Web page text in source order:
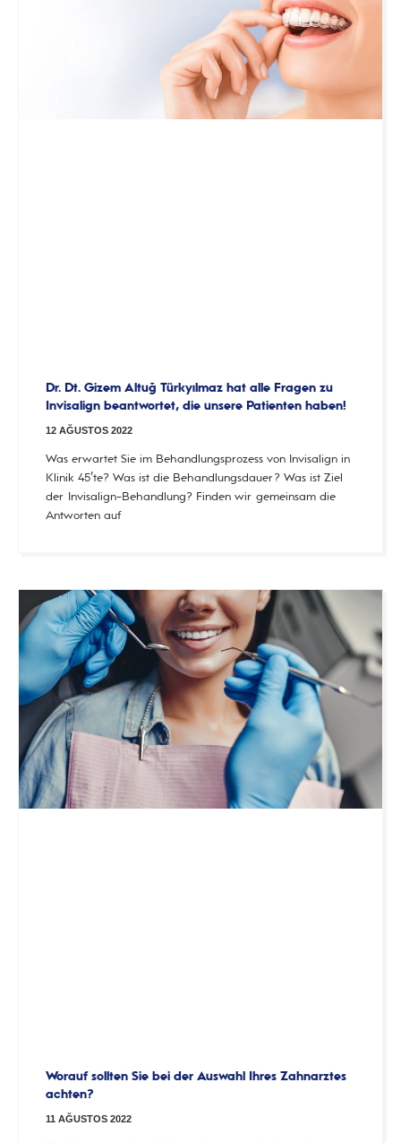
Dr. Dt. Gizem Altuğ Türkyılmaz hat alle Fragen zu
Invisalign beantwortet, die unsere Patienten haben!
12 AĞUSTOS 2022
Was erwartet Sie im Behandlungsprozess von Invisalign in
Klinik 45’te? Was ist die Behandlungsdauer? Was ist Ziel
der Invisalign-Behandlung? Finden wir gemeinsam die
Antworten auf
Worauf sollten Sie bei der Auswahl Ihres Zahnarztes
achten?
11 AĞUSTOS 2022